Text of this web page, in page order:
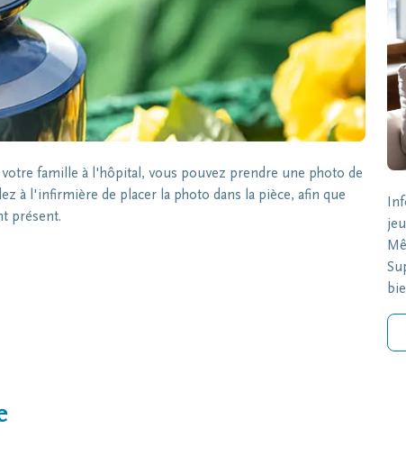
famille à l'hôpital, vous pouvez prendre une photo de
à l'infirmière de placer la photo dans la pièce, afin que
présent.